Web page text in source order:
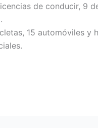
de conducir, 9
15 automóviles y